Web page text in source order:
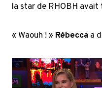
la star de RHOBH avait
« Waouh ! » Rébecca a